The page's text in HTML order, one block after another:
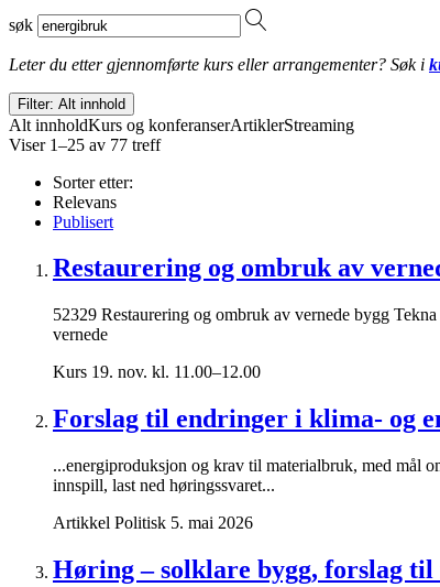
søk
Leter du etter gjennomførte kurs eller arrangementer? Søk i
Filter: Alt innhold
Alt innholdKurs og konferanserArtiklerStreaming
Viser 1–25 av 77 treff
Sorter etter:
Relevans
Publisert
Restaurering og ombruk av
52329 Restaurering og ombruk av vernede bygg
vernede
Kurs 19. nov. kl. 11.00–12.00
Forslag til endringer i klima- og
...energiproduksjon og krav til materialbruk, med mål
innspill, last ned høringssvaret...
Artikkel Politisk 5. mai 2026
​​Høring – solklare bygg, forslag